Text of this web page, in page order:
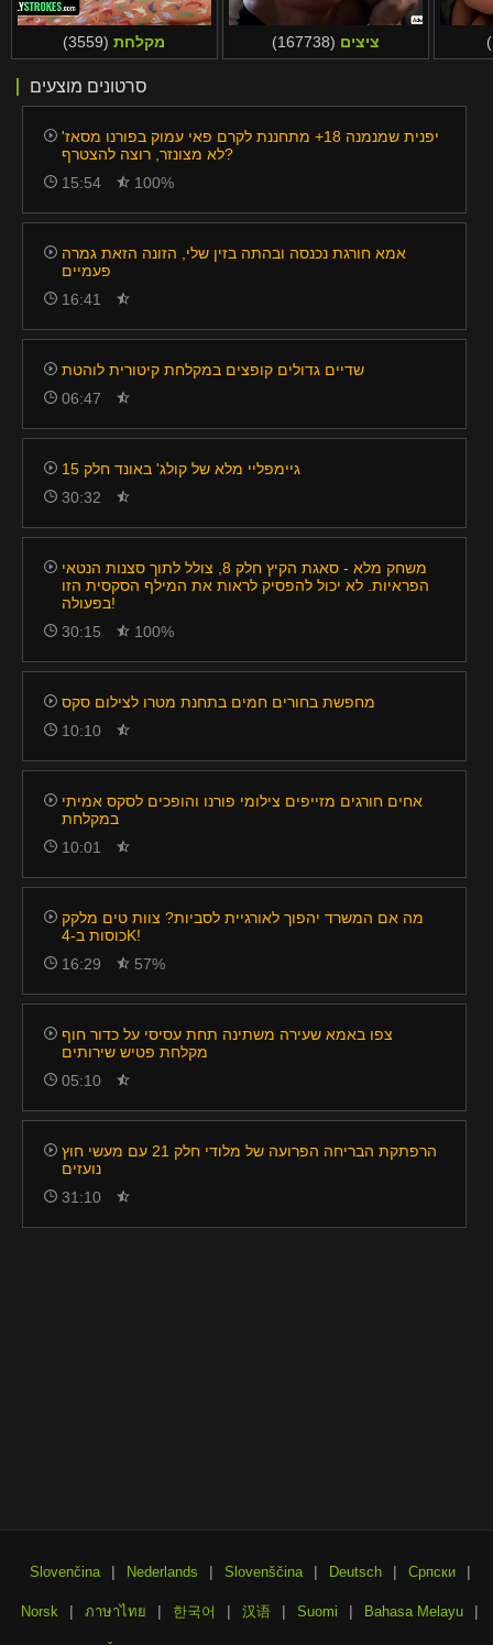
מקלחת (3559) ציצים (167738)
סרטונים מוצעים
יפנית שמנמנה 18+ מתחננת לקרם פאי עמוק בפורנו מסאז'
לא מצונזר, רוצה להצטרף?
15:54
100%
אמא חורגת נכנסה ובהתה בזין שלי, הזונה הזאת גמרה
פעמיים
16:41
שדיים גדולים קופצים במקלחת קיטורית לוהטת
06:47
גיימפליי מלא של קולג' באונד חלק 15
30:32
משחק מלא - סאגת הקיץ חלק 8, צולל לתוך סצנות הנטאי
הפראיות. לא יכול להפסיק לראות את המילף הסקסית הזו
בפעולה!
30:15
100%
מחפשת בחורים חמים בתחנת מטרו לצילום סקס
10:10
אחים חורגים מזייפים צילומי פורנו והופכים לסקס אמיתי
במקלחת
10:01
מה אם המשרד יהפוך לאורגיית לסביות? צוות טים מלקק
כוסות ב-4K!
16:29
57%
צפו באמא שעירה משתינה תחת עסיסי על כדור חוף
מקלחת פטיש שירותים
05:10
הרפתקת הבריחה הפרועה של מלודי חלק 21 עם מעשי חוץ
נועזים
31:10
Slovenčina | Nederlands | Slovenščina | Deutsch | Српски |
Norsk | ภาษาไทย | 한국어 | 汉语 | Suomi | Bahasa Melayu |